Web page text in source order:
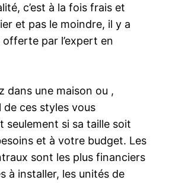
c’est à la fois frais et
et pas le moindre, il y a
offerte par l’expert en
dans une maison ou ,
de ces styles vous
seulement si sa taille soit
et à votre budget. Les
sont les plus financiers
à installer, les unités de